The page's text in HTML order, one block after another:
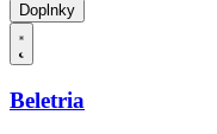
Doplnky
Beletria